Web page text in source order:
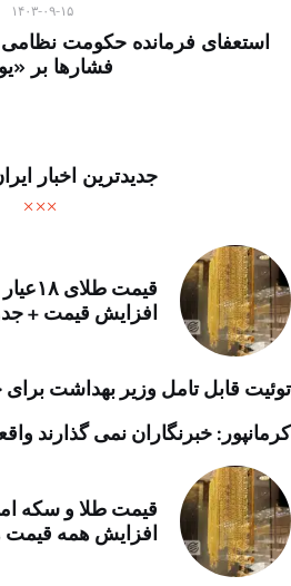
۱۴۰۳-۰۹-۱۵
استعفای فرمانده حکومت
فشارها بر
جدیدترین اخبار
افزایش قیمت +
توئیت قابل تامل وزیر بهداشت برای
کرمانپور: خبرنگاران نمی گذارند
افزایش همه قیمت